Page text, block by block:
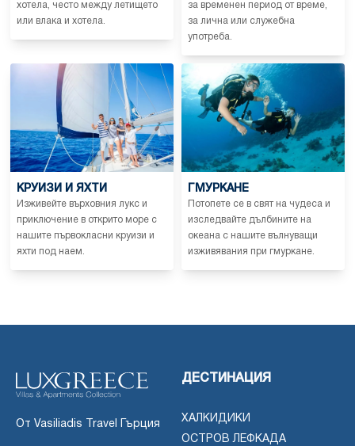
хотела, често между летището
или влака и хотела.
за временен период от време,
за лична или служебна
употреба.
КРУИЗИ И ЯХТИ
Изживейте върховния лукс и
приключение в открито море с
нашите първокласни круизи и
яхти под наем.
ГМУРКАНЕ
Потопете се в свят на чудеса и
изследвайте дълбините на
океана с нашите вълнуващи
изживявания при гмуркане.
От Vasiliadis Travel Гърция
ДЕСТИНАЦИЯ
ХАЛКИДИКИ
ОСТРОВ ЛЕФКАДА